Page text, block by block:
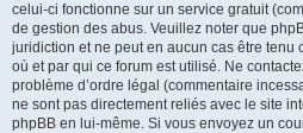
celui-ci fonctionne sur un service gratuit
de gestion des abus. Veuillez noter que
juridiction et ne peut en aucun cas être tenu
où et par qui ce forum est utilisé. Ne
problème d’ordre légal (commentaire
ne sont pas directement reliés avec le site
phpBB en lui-même. Si vous envoyez un